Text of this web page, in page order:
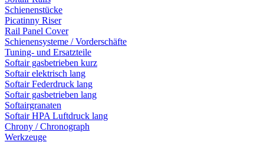
Schienenstücke
Picatinny Riser
Rail Panel Cover
Schienensysteme / Vorderschäfte
Tuning- und Ersatzteile
Softair gasbetrieben kurz
Softair elektrisch lang
Softair Federdruck lang
Softair gasbetrieben lang
Softairgranaten
Softair HPA Luftdruck lang
Chrony / Chronograph
Werkzeuge